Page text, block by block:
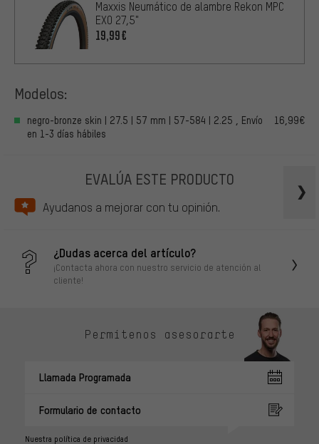
Maxxis Neumático de alambre Rekon MPC
EXO 27,5"
19,99€
Modelos:
negro-bronze skin | 27.5 | 57 mm | 57-584 | 2.25 , Envío
en 1-3 días hábiles
16,99€
EVALÚA ESTE PRODUCTO
Ayudanos a mejorar con tu opinión.
¿Dudas acerca del artículo?
¡Contacta ahora con nuestro servicio de atención al
cliente!
Permítenos asesorarte
Llamada Programada
Formulario de contacto
Nuestra política de privacidad